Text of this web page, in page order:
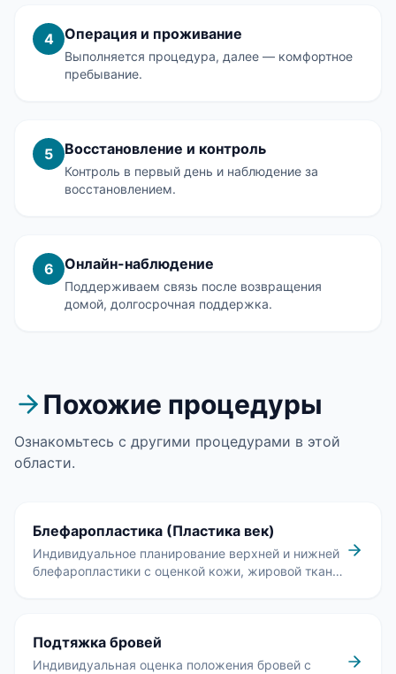
4 Операция и проживание
Выполняется процедура, далее — комфортное
пребывание.
5 Восстановление и контроль
Контроль в первый день и наблюдение за
восстановлением.
6 Онлайн-наблюдение
Поддерживаем связь после возвращения
домой, долгосрочная поддержка.
Похожие процедуры
Ознакомьтесь с другими процедурами в этой
области.
Блефаропластика (Пластика век)
Индивидуальное планирование верхней и нижней
блефаропластики с оценкой кожи, жировой ткани,
Подтяжка бровей
Индивидуальная оценка положения бровей с